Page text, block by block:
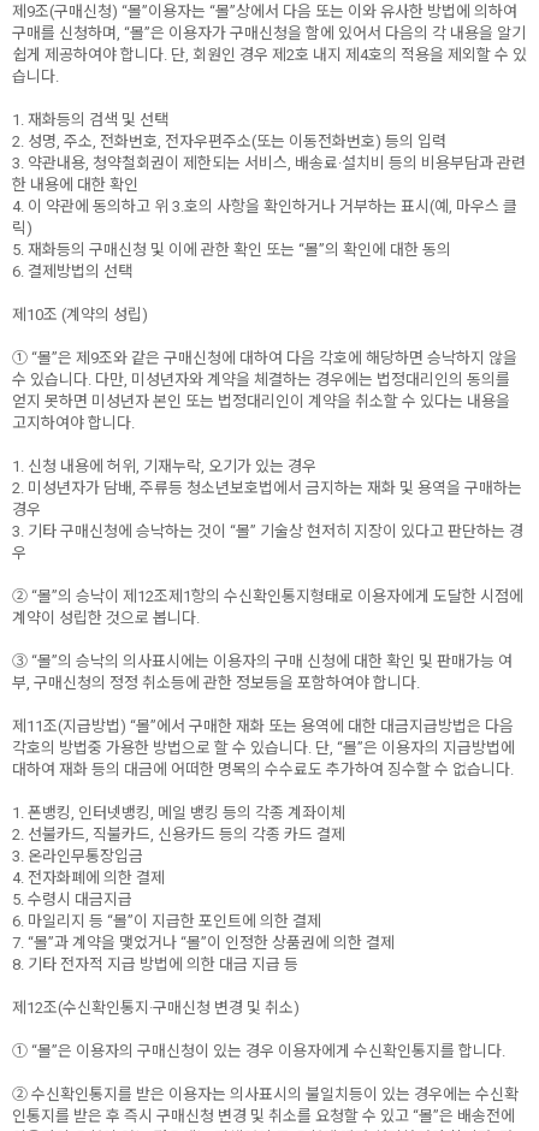
제9조(구매신청) “몰”이용자는 “몰”상에서 다음 또는 이와 유사한 방법에 의하여
구매를 신청하며, “몰”은 이용자가 구매신청을 함에 있어서 다음의 각 내용을 알기
쉽게 제공하여야 합니다. 단, 회원인 경우 제2호 내지 제4호의 적용을 제외할 수 있
습니다.
1. 재화등의 검색 및 선택
2. 성명, 주소, 전화번호, 전자우편주소(또는 이동전화번호) 등의 입력
3. 약관내용, 청약철회권이 제한되는 서비스, 배송료·설치비 등의 비용부담과 관련
한 내용에 대한 확인
4. 이 약관에 동의하고 위 3.호의 사항을 확인하거나 거부하는 표시(예, 마우스 클
릭)
5. 재화등의 구매신청 및 이에 관한 확인 또는 “몰”의 확인에 대한 동의
6. 결제방법의 선택
제10조 (계약의 성립)
① “몰”은 제9조와 같은 구매신청에 대하여 다음 각호에 해당하면 승낙하지 않을
수 있습니다. 다만, 미성년자와 계약을 체결하는 경우에는 법정대리인의 동의를
얻지 못하면 미성년자 본인 또는 법정대리인이 계약을 취소할 수 있다는 내용을
고지하여야 합니다.
1. 신청 내용에 허위, 기재누락, 오기가 있는 경우
2. 미성년자가 담배, 주류등 청소년보호법에서 금지하는 재화 및 용역을 구매하는
경우
3. 기타 구매신청에 승낙하는 것이 “몰” 기술상 현저히 지장이 있다고 판단하는 경
우
② “몰”의 승낙이 제12조제1항의 수신확인통지형태로 이용자에게 도달한 시점에
계약이 성립한 것으로 봅니다.
③ “몰”의 승낙의 의사표시에는 이용자의 구매 신청에 대한 확인 및 판매가능 여
부, 구매신청의 정정 취소등에 관한 정보등을 포함하여야 합니다.
제11조(지급방법) “몰”에서 구매한 재화 또는 용역에 대한 대금지급방법은 다음
각호의 방법중 가용한 방법으로 할 수 있습니다. 단, “몰”은 이용자의 지급방법에
대하여 재화 등의 대금에 어떠한 명목의 수수료도 추가하여 징수할 수 없습니다.
1. 폰뱅킹, 인터넷뱅킹, 메일 뱅킹 등의 각종 계좌이체
2. 선불카드, 직불카드, 신용카드 등의 각종 카드 결제
3. 온라인무통장입금
4. 전자화폐에 의한 결제
5. 수령시 대금지급
6. 마일리지 등 “몰”이 지급한 포인트에 의한 결제
7. “몰”과 계약을 맺었거나 “몰”이 인정한 상품권에 의한 결제
8. 기타 전자적 지급 방법에 의한 대금 지급 등
제12조(수신확인통지·구매신청 변경 및 취소)
① “몰”은 이용자의 구매신청이 있는 경우 이용자에게 수신확인통지를 합니다.
② 수신확인통지를 받은 이용자는 의사표시의 불일치등이 있는 경우에는 수신확
인통지를 받은 후 즉시 구매신청 변경 및 취소를 요청할 수 있고 “몰”은 배송전에